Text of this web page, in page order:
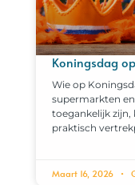
Koningsdag
Wie op
supermarkten
toegankelijk zijn,
praktisch
Maart 16, 2026